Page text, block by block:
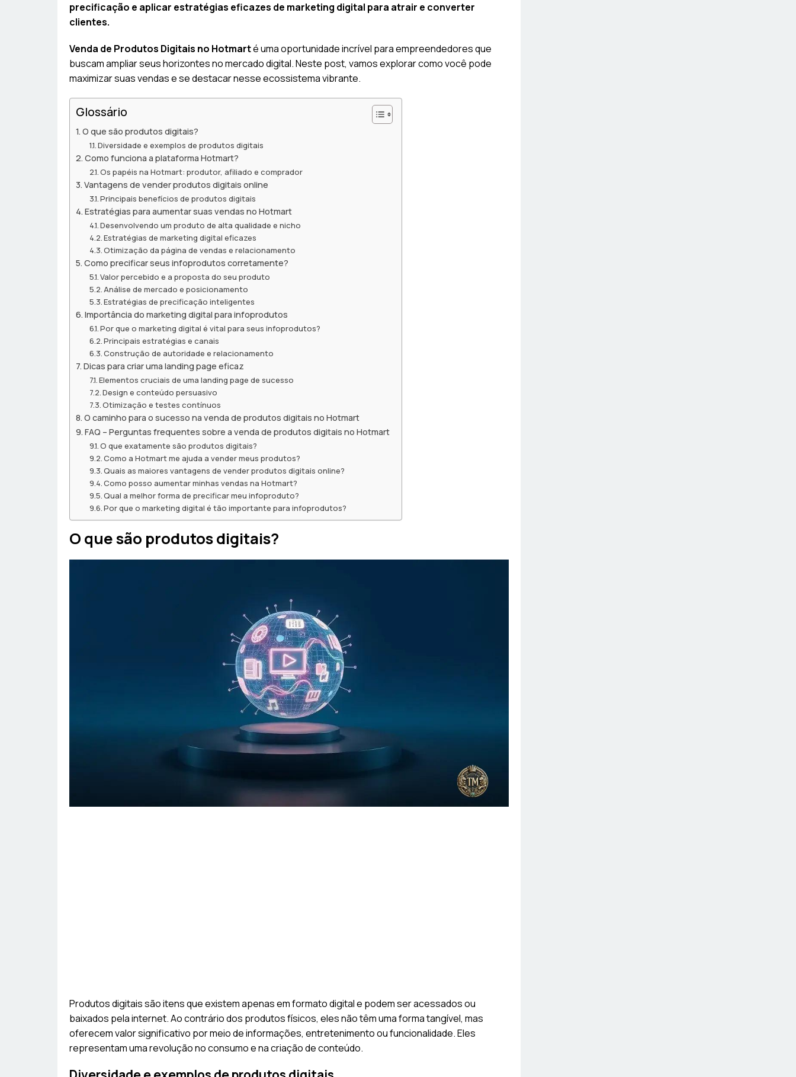
precificação e aplicar estratégias eficazes de marketing digital para atrair e converter
clientes.
Venda de Produtos Digitais no Hotmarté uma oportunidade incrível para empreendedores que
buscam ampliar seus horizontes no mercado digital. Neste post, vamos explorar como você pode
maximizar suas vendas e se destacar nesse ecossistema vibrante.
Glossário
O que são produtos digitais?
Diversidade e exemplos de produtos digitais
Como funciona a plataforma Hotmart?
Os papéis na Hotmart: produtor, afiliado e comprador
Vantagens de vender produtos digitais online
Principais benefícios de produtos digitais
Estratégias para aumentar suas vendas no Hotmart
Desenvolvendo um produto de alta qualidade e nicho
Estratégias de marketing digital eficazes
Otimização da página de vendas e relacionamento
Como precificar seus infoprodutos corretamente?
Valor percebido e a proposta do seu produto
Análise de mercado e posicionamento
Estratégias de precificação inteligentes
Importância do marketing digital para infoprodutos
Por que o marketing digital é vital para seus infoprodutos?
Principais estratégias e canais
Construção de autoridade e relacionamento
Dicas para criar uma landing page eficaz
Elementos cruciais de uma landing page de sucesso
Design e conteúdo persuasivo
Otimização e testes contínuos
O caminho para o sucesso na venda de produtos digitais no Hotmart
FAQ – Perguntas frequentes sobre a venda de produtos digitais no Hotmart
O que exatamente são produtos digitais?
Como a Hotmart me ajuda a vender meus produtos?
Quais as maiores vantagens de vender produtos digitais online?
Como posso aumentar minhas vendas na Hotmart?
Qual a melhor forma de precificar meu infoproduto?
Por que o marketing digital é tão importante para infoprodutos?
O que são produtos digitais?
Produtos digitais são itens que existem apenas em formato digital e podem ser acessados ou
baixados pela internet. Ao contrário dos produtos físicos, eles não têm uma forma tangível, mas
oferecem valor significativo por meio de informações, entretenimento ou funcionalidade. Eles
representam uma revolução no consumo e na criação de conteúdo.